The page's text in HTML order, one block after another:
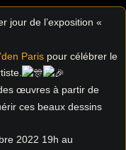
jour de l’exposition «
Paris pour célébrer le
œuvres à partir de
ces beaux dessins
2022 19h au